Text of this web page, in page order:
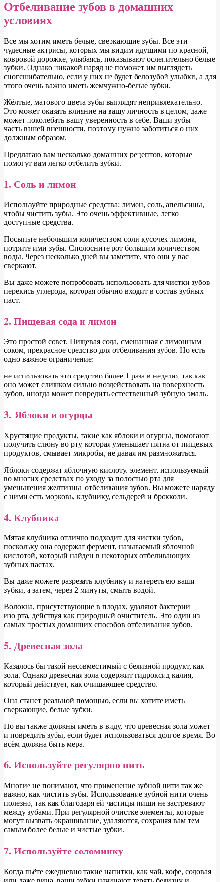
Отбеливание зубов в домашних
условиях
Все мы хотим иметь белые, сверкающие зубы. Все эти
чудесные актрисы, которых мы видим идущими по красной,
ковровой дорожке, улыбаясь, показывают ослепительно белые
зубки. Однако никакой наряд не поможет им выглядеть
сногсшибательно, если у них не будет белозубой улыбки, а для
этого очень важно иметь жемчужно-белые зубки.
Жёлтые, матового цвета зубы выглядят непривлекательно.
Это может оказать влияние на вашу личность в целом, даже
может поколебать вашу уверенность в себе. Ваши зубы —
часть вашей внешности, поэтому нужно заботиться о них
должным образом.
Предлагаю вам несколько домашних рецептов, которые
помогут вам легко отбелить зубки.
1. Соль и лимон
Используйте природные средства: лимон, соль, апельсины,
чтобы чистить зубы. Это очень эффективные, легко
доступные средства.
Посыпьте небольшим количеством соли кусочек лимона,
потрите ими зубы. Сполосните рот большим количеством
воды. Через несколько дней вы заметите, что они у вас
сверкают.
Вы даже можете попробовать использовать для чистки зубов
перекись углерода, которая обычно входит в состав зубных
паст.
2. Пищевая сода и лимон
Это простой совет. Пищевая сода, смешанная с лимонным
соком, прекрасное средство для отбеливания зубов. Но есть
одно важное ограничение:
не использовать это средство более 1 раза в неделю, так как
оно может слишком сильно воздействовать на поверхность
зубов, иногда может повредить естественный зубную эмаль.
3. Яблоки и огурцы
Хрустящие продукты, такие как яблоки и огурцы, помогают
получить слюну во рту, которая уменьшает пятна от пищевых
продуктов, смывает микробы, не давая им размножаться.
Яблоки содержат яблочную кислоту, элемент, используемый
во многих средствах по уходу за полостью рта для
уменьшения желтизны, отбеливания зубов. Вы можете наряду
с ними есть морковь, клубнику, сельдерей и брокколи.
4. Клубника
Мятая клубника отлично подходит для чистки зубов,
поскольку она содержат фермент, называемый яблочной
кислотой, который найден в некоторых отбеливающих
зубных пастах.
Вы даже можете разрезать клубнику и натереть ею ваши
зубки, а затем, через 2 минуты, смыть водой.
Волокна, присутствующие в плодах, удаляют бактерии
изо рта, действуя как природный очиститель. Это один из
самых простых домашних способов отбеливания зубов.
5. Древесная зола
Казалось бы такой несовместимый с белизной продукт, как
зола. Однако древесная зола содержит гидроксид калия,
который действует, как очищающее средство.
Она станет реальной помощью, если вы хотите иметь
сверкающие, белые зубки.
Но вы также должны иметь в виду, что древесная зола может
и повредить зубы, если будет использоваться долгое время. Во
всём должна быть мера.
6. Используйте регулярно нить
Многие не понимают, что применение зубной нити так же
важно, как чистить зубы. Использование зубной нити очень
полезно, так как благодаря ей частицы пищи не застревают
между зубами. При регулярной очистке элементы, которые
могут вызвать окрашивание, удаляются, сохраняя вам тем
самым более белые и чистые зубки.
7. Используйте соломинку
Когда пьёте ежедневно такие напитки, как чай, кофе, содовая
или даже вина, ваши зубки начинают терять белизну и